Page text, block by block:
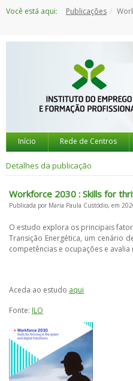
paraVocê está aqui: Publicações
Início Rede de Centros
Detalhes da publicação
Workforce 2030 : Skills for
Publicada por Maria Paula Custódio, em
O estudo explora os principais
Transição Energética, um cenário
competências e ocupações e
Aceda ao estudo aqui
Fonte: ILO